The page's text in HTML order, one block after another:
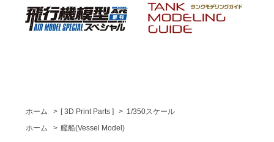
ホーム > [ 3D Print Parts ] > 1/350スケール
ホーム
> 艦船(Vessel Model)